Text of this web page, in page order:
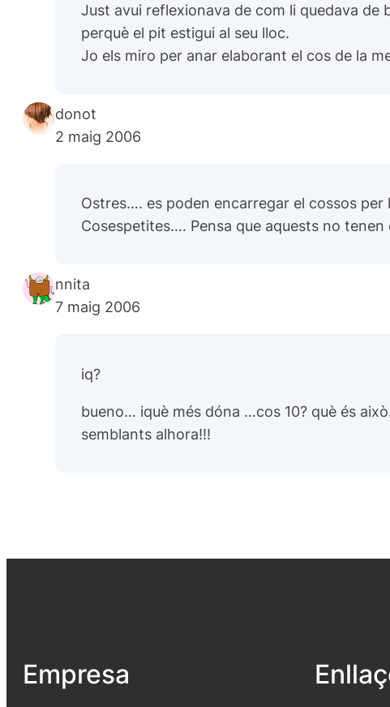
Just avui reflexionava de com li quedava
perquè el pit estigui al seu lloc.
Jo els miro per anar elaborant el cos de la
donot
2 maig 2006
Ostres…. es poden encarregar el cossos per
Cosespetites…. Pensa que aquests no tenen
nnita
7 maig 2006
iq?
bueno… iquè més dóna …cos 10? què és
semblants alhora!!!
Empresa